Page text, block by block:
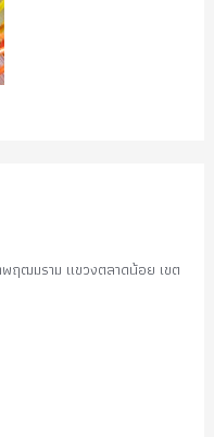
ฤฒมราม แขวงตลาดน้อย เขต